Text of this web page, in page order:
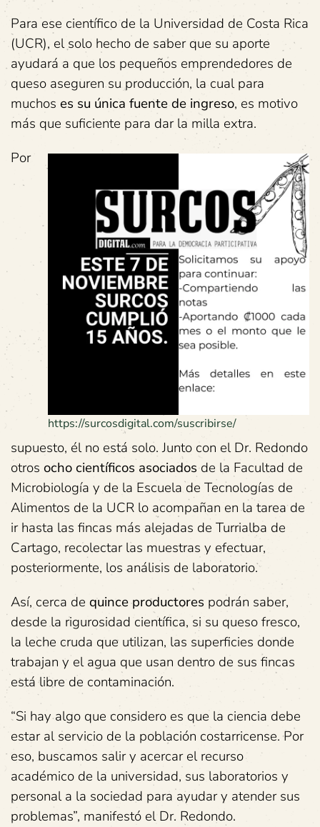
Para ese científico de la Universidad de Costa Rica
(UCR), el solo hecho de saber que su aporte
ayudará a que los pequeños emprendedores de
queso aseguren su producción, la cual para
muchos es su única fuente de ingreso, es motivo
más que suficiente para dar la milla extra.
https://surcosdigital.com/suscribirse/
Por
supuesto, él no está solo. Junto con el Dr. Redondo
otros ocho científicos asociadosde la Facultad de
Microbiología y de la Escuela de Tecnologías de
Alimentos de la UCR lo acompañan en la tarea de
ir hasta las fincas más alejadas de Turrialba de
Cartago, recolectar las muestras y efectuar,
posteriormente, los análisis de laboratorio.
Así, cerca de quince productores podrán saber,
desde la rigurosidad científica, si su queso fresco,
la leche cruda que utilizan, las superficies donde
trabajan y el agua que usan dentro de sus fincas
está libre de contaminación.
“Si hay algo que considero es que la ciencia debe
estar al servicio de la población costarricense. Por
eso, buscamos salir y acercar el recurso
académico de la universidad, sus laboratorios y
personal a la sociedad para ayudar y atender sus
problemas”, manifestó el Dr. Redondo.